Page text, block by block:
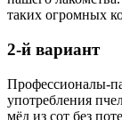
таких огромных
2-й вариант
Профессионалы-
употребления
мёд из сот без